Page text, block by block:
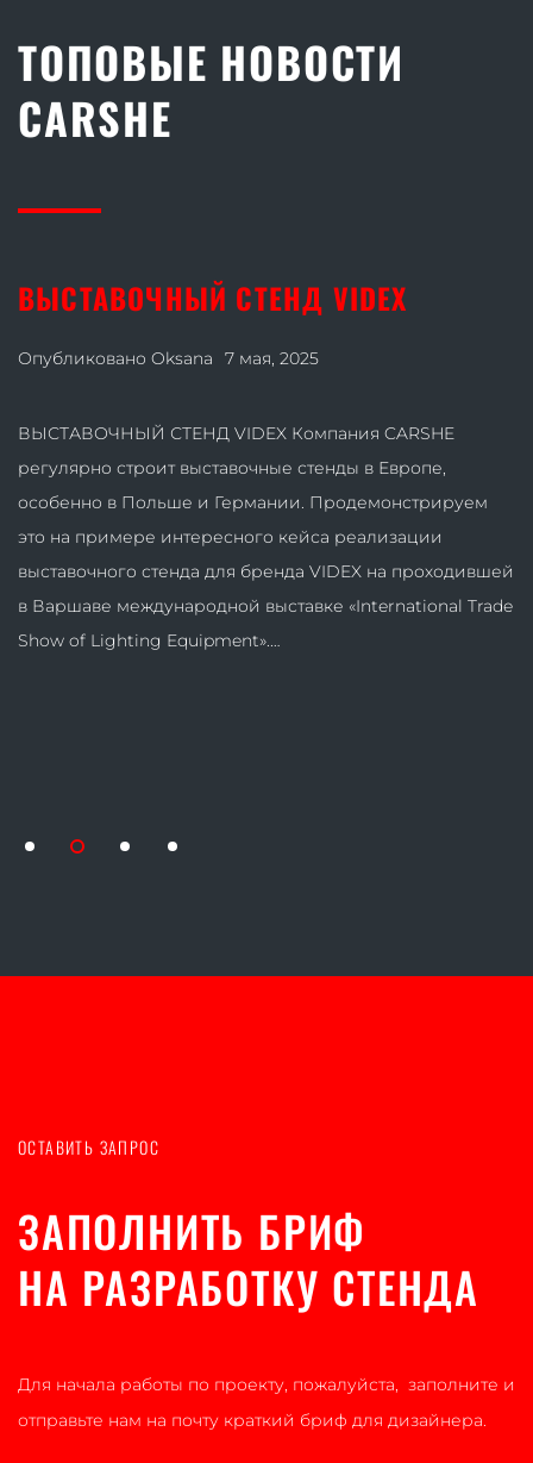
ТОПОВЫЕ НОВОСТИ
CARSHE
ВЫСТАВОЧНЫЙ СТЕНД VIDEX
Опубликовано Oksana 7 мая, 2025
ВЫСТАВОЧНЫЙ СТЕНД VIDEX Компания CARSHE
регулярно строит выставочные стенды в Европе,
особенно в Польше и Германии. Продемонстрируем
это на примере интересного кейса реализации
выставочного стенда для бренда VIDEX на проходившей
в Варшаве международной выставке «International Trade
Show of Lighting Equipment».…
ОСТАВИТЬ ЗАПРОС
ЗАПОЛНИТЬ БРИФ
НА РАЗРАБОТКУ СТЕНДА
Для начала работы по проекту, пожалуйста, заполните и
отправьте нам на почту краткий бриф для дизайнера.